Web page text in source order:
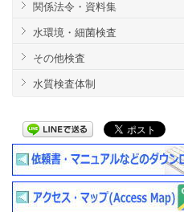
関係法令・資料集
水環境・細菌検査
その他検査
水質検査体制